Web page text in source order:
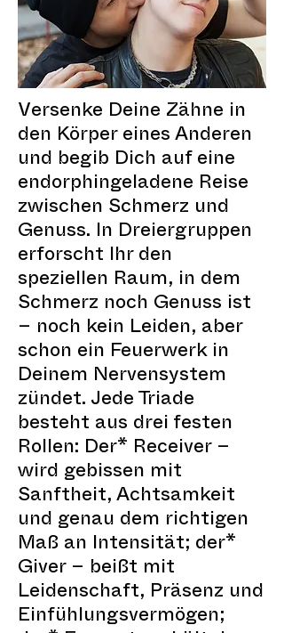
Versenke Deine Zähne in
den Körper eines Anderen
und begib Dich auf eine
endorphingeladene Reise
zwischen Schmerz und
Genuss. In Dreiergruppen
erforscht Ihr den
speziellen Raum, in dem
Schmerz noch Genuss ist
– noch kein Leiden, aber
schon ein Feuerwerk in
Deinem Nervensystem
zündet. Jede Triade
besteht aus drei festen
Rollen: Der* Receiver –
wird gebissen mit
Sanftheit, Achtsamkeit
und genau dem richtigen
Maß an Intensität; der*
Giver – beißt mit
Leidenschaft, Präsenz und
Einfühlungsvermögen;